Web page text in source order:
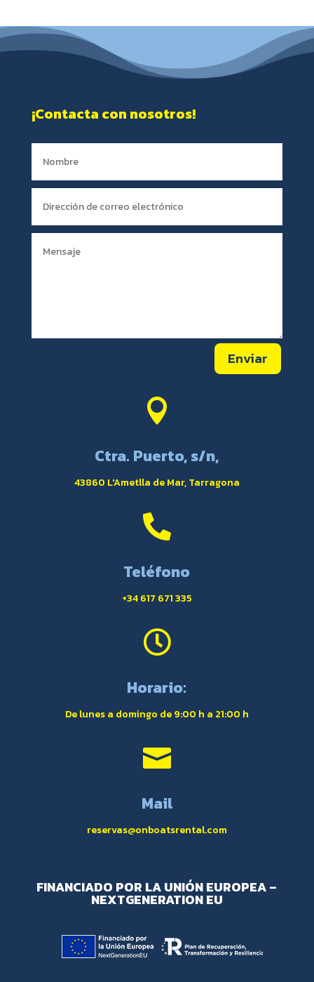
¡Contacta con nosotros!
Enviar

Ctra. Puerto, s/n,
43860 L'Ametlla de Mar, Tarragona

Teléfono
+34 617 671 335

Horario:
De lunes a domingo de 9:00 h a 21:00 h

Mail
reservas@onboatsrental.com
FINANCIADO POR LA UNIÓN EUROPEA –
NEXTGENERATION EU